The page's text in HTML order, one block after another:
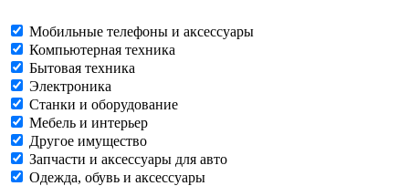
Мобильные телефоны и аксессуары
Компьютерная техника
Бытовая техника
Электроника
Станки и оборудование
Мебель и интерьер
Другое имущество
Запчасти и аксессуары для авто
Одежда, обувь и аксессуары